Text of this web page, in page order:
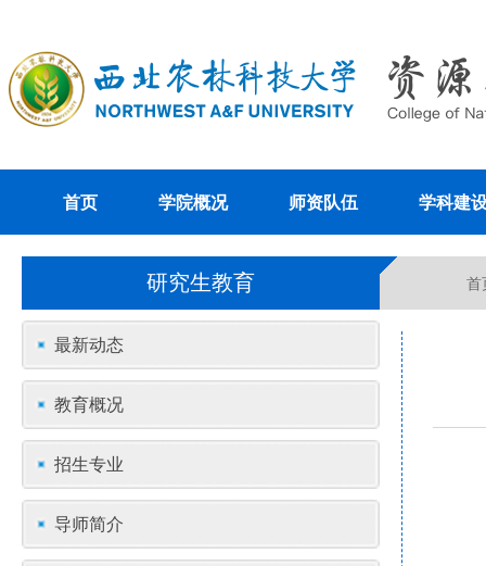
首页 学院概况 师资队伍 学科建
研究生教育 首
最新动态
教育概况
招生专业
导师简介